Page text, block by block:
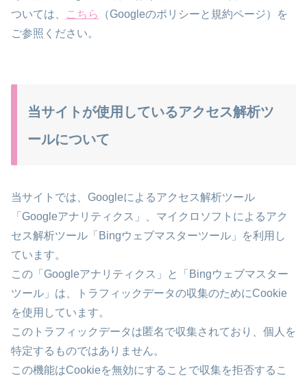
ついては、
こちら
（Googleのポリシーと規約ページ）を
ご参照ください。
当サイトが使用しているアクセス解析ツ
ールについて
当サイトでは、Googleによるアクセス解析ツール
「Googleアナリティクス」、マイクロソフトによるアク
セス解析ツール「Bingウェブマスターツール」を利用し
ています。
この「Googleアナリティクス」と「Bingウェブマスター
ツール」は、トラフィックデータの収集のためにCookie
を使用しています。
このトラフィックデータは匿名で収集されており、個人を
特定するものではありません。
この機能はCookieを無効にすることで収集を拒否するこ